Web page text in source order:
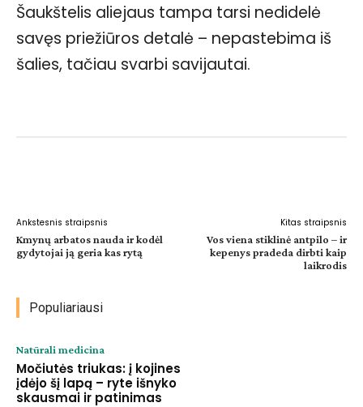
Šaukštelis aliejaus tampa tarsi nedidelė
savęs priežiūros detalė – nepastebima iš
šalies, tačiau svarbi savijautai.
Ankstesnis straipsnis
Kmynų arbatos nauda ir kodėl
gydytojai ją geria kas rytą
Kitas straipsnis
Vos viena stiklinė antpilo – ir
kepenys pradeda dirbti kaip
laikrodis
Populiariausi
Natūrali medicina
Močiutės triukas: į kojines
įdėjo šį lapą – ryte išnyko
skausmai ir patinimas